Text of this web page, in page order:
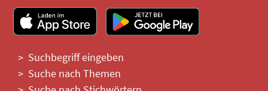
Suchbegriff eingeben
Suche nach Themen